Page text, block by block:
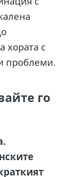
хората с
проблеми.
го